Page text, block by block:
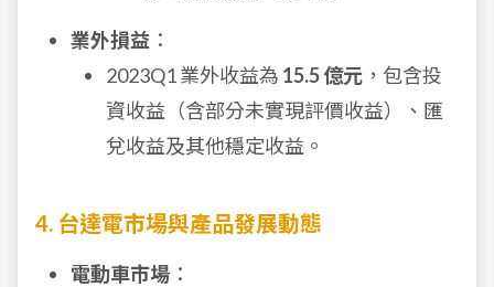
業外損益 ：
2023Q1 業外收益為 15.5 億元 ，包含投
資收益（含部分未實現評價收益）、匯
兌收益及其他穩定收益。
4. 台達電市場與產品發展動態
電動車市場 ：